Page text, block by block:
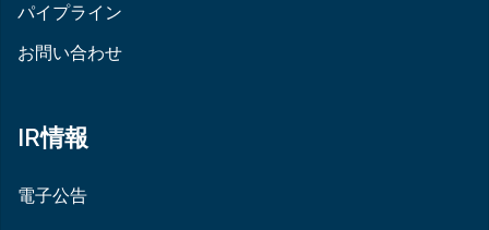
パイプライン
お問い合わせ
IR情報
電子公告